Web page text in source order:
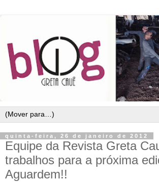
quinta-feira, 26 de janeiro de 2012
Equipe da Revista Greta
trabalhos para a próxima
Aguardem!!